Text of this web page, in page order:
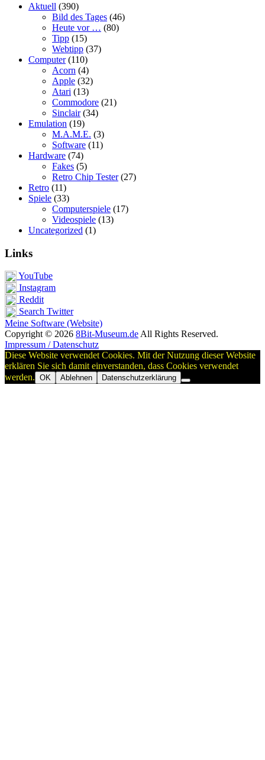
Aktuell (390)
Bild des Tages (46)
Heute vor … (80)
Tipp (15)
Webtipp (37)
Computer(110)
Acorn (4)
Apple (32)
Atari (13)
Commodore (21)
Sinclair(34)
Emulation (19)
M.A.M.E. (3)
Software (11)
Hardware (74)
Fakes (5)
Retro Chip Tester(27)
Retro (11)
Spiele (33)
Computerspiele (17)
Videospiele (13)
Uncategorized (1)
Links
YouTube
Instagram
Reddit
Search Twitter
Meine Software (Website)
Copyright © 2026 8Bit-Museum.de All Rights Reserved.
Impressum / Datenschutz
Diese Website verwendet Cookies. Mit der Nutzung dieser Website
erklären Sie sich damit einverstanden, dass Cookies verwendet
werden. OK Ablehnen Datenschutzerklärung